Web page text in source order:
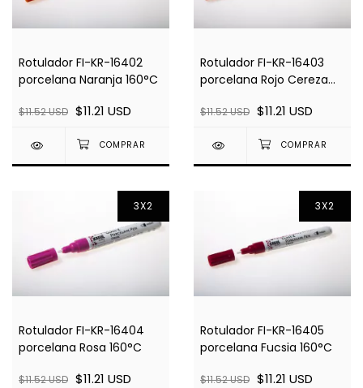
Rotulador FI-KR-16402
porcelana Naranja 160°C
$11.52 USD $11.21 USD
Rotulador FI-KR-16403
porcelana Rojo Cereza
$11.52 USD $11.21 USD
3X2
Rotulador FI-KR-16404
porcelana Rosa 160°C
$11.52 USD $11.21 USD
3X2
Rotulador FI-KR-16405
porcelana Fucsia 160°C
$11.52 USD $11.21 USD